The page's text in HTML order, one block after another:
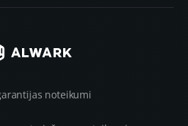
noteikumi